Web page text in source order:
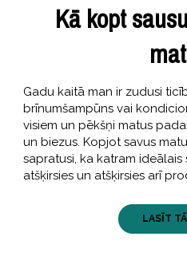
Kā kopt
Gadu kaitā man ir zudusi
brīnumšampūns vai
visiem un pēkšņi matus
un biezus. Kopjot savus
sapratusi, ka katram ideālais
atšķirsies un atšķirsies arī
LASĪT